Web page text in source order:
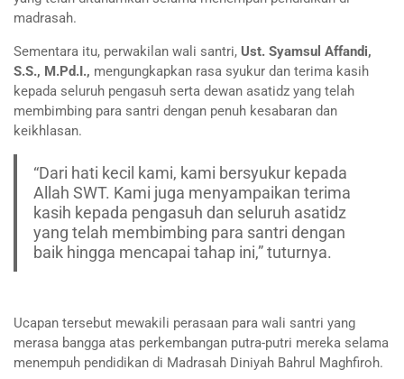
madrasah.
Sementara itu, perwakilan wali santri, Ust. Syamsul Affandi,
S.S., M.Pd.I., mengungkapkan rasa syukur dan terima kasih
kepada seluruh pengasuh serta dewan asatidz yang telah
membimbing para santri dengan penuh kesabaran dan
keikhlasan.
“Dari hati kecil kami, kami bersyukur kepada
Allah SWT. Kami juga menyampaikan terima
kasih kepada pengasuh dan seluruh asatidz
yang telah membimbing para santri dengan
baik hingga mencapai tahap ini,” tuturnya.
Ucapan tersebut mewakili perasaan para wali santri yang
merasa bangga atas perkembangan putra-putri mereka selama
menempuh pendidikan di Madrasah Diniyah Bahrul Maghfiroh.